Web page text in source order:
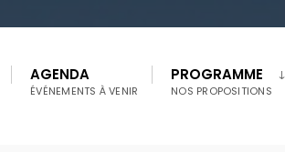
AGENDA
ÉVÉNEMENTS À VENIR
PROGRAMME
NOS PROPOSITIONS